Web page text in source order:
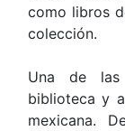
como libros
colección.
Una de
biblioteca y
mexicana.